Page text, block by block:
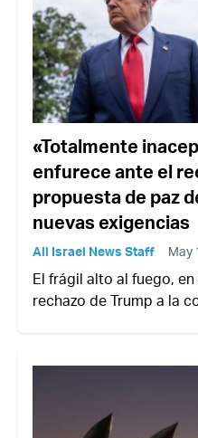
«Totalmente
enfurece ante el
propuesta de paz
nuevas exigencias
All Israel News Staff May
El frágil alto al fuego,
rechazo de Trump a la